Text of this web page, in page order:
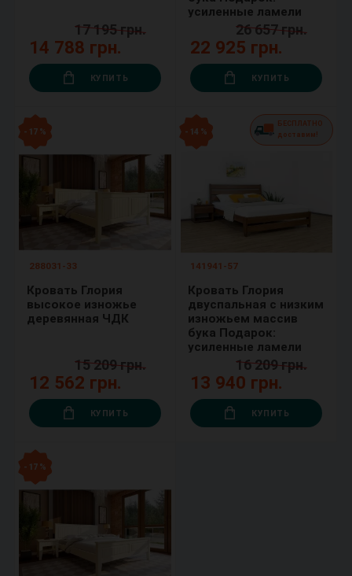
14 788 грн.
17 195 грн.
КУПИТЬ
усиленные ламели
22 925 грн.
26 657 грн.
КУПИТЬ
- 17 %
288031-33
Кровать Глория
высокое изножье
деревянная ЧДК
12 562 грн.
15 209 грн.
КУПИТЬ
- 14 %
БЕСПЛАТНО
доставим!
141941-57
Кровать Глория
двуспальная с низким
изножьем массив
бука Подарок:
усиленные ламели
13 940 грн.
16 209 грн.
КУПИТЬ
- 17 %